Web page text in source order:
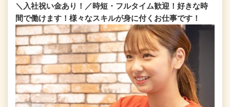
＼入社祝い金あり！／時短・フルタイム歓迎！好きな時
間で働けます！様々なスキルが身に付くお仕事です！